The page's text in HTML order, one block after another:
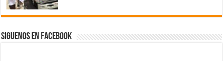
Siguenos en Facebook